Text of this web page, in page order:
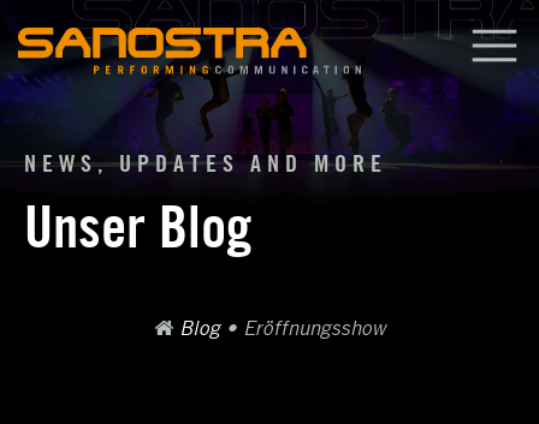
Inhalt
springen
NEWS, UPDATES AND MORE
Unser Blog
Blog • Eröffnungsshow